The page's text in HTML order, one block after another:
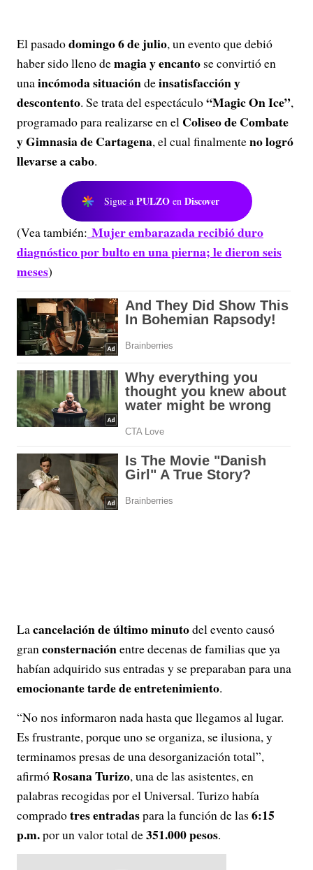
El pasadodomingo 6 de julio, un evento que debió
haber sido lleno demagia y encanto se convirtió en
unaincómoda situacióndeinsatisfacción y
descontento. Se trata del espectáculo“Magic On Ice”,
programado para realizarse en el Coliseo de Combate
y Gimnasia de Cartagena, el cual finalmenteno logró
llevarse a cabo.
Sigue a PULZO en Discover
(Vea también: Mujer embarazada recibió duro
diagnóstico por bulto en una pierna; le dieron seis
meses)
Lacancelación de último minutodel evento causó
granconsternaciónentre decenas de familias que ya
habían adquirido sus entradas y se preparaban para una
emocionante tarde de entretenimiento.
“No nos informaron nada hasta que llegamos al lugar.
Es frustrante, porque uno se organiza, se ilusiona, y
terminamos presas de una desorganización total”,
afirmóRosana Turizo, una de las asistentes, en
palabras recogidas por el Universal. Turizo había
compradotres entradaspara la función de las 6:15
p.m.por un valor total de351.000 pesos.